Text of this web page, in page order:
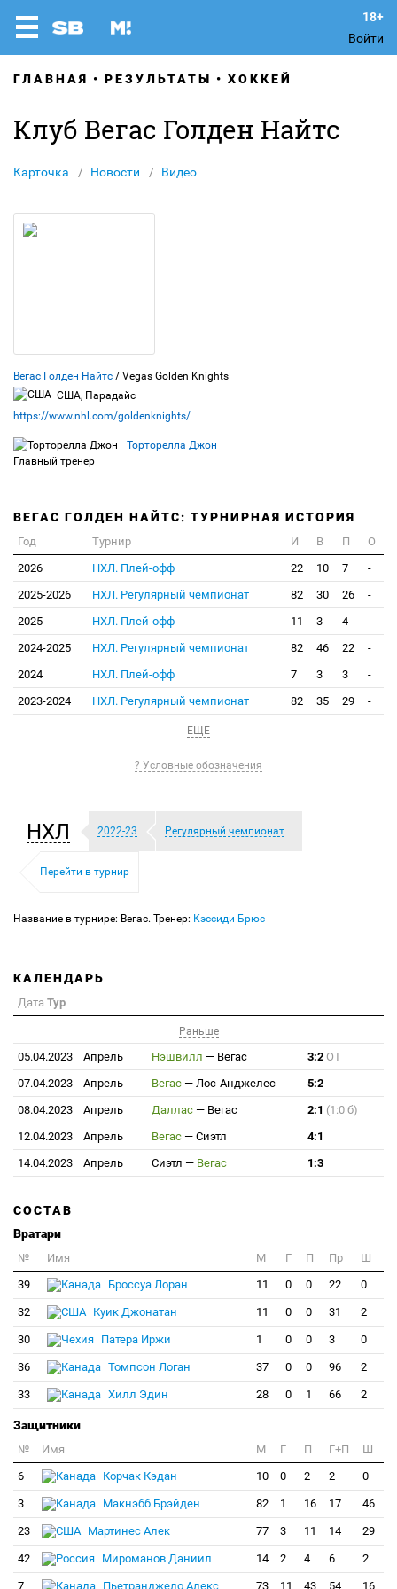
Войти
ГЛАВНАЯ РЕЗУЛЬТАТЫ ХОККЕЙ
Клуб Вегас Голден Найтс
Карточка Новости Видео
Вегас Голден Найтс / Vegas Golden Knights
США, Парадайс
https://www.nhl.com/goldenknights/
Торторелла Джон
Главный тренер
ВЕГАС ГОЛДЕН НАЙТС: ТУРНИРНАЯ ИСТОРИЯ
Год Турнир И В П
О
2026
НХЛ. Плей-офф 22 10 7
-
2025-2026
НХЛ. Регулярный чемпионат 82 30 26
-
2025
НХЛ. Плей-офф 11 3 4
-
2024-2025
НХЛ. Регулярный чемпионат 82 46 22
-
2024
НХЛ. Плей-офф 7 3 3
-
2023-2024
НХЛ. Регулярный чемпионат 82 35 29 -
ЕЩЕ
? Условные обозначения
НХЛ 2022-23 Регулярный чемпионат
Перейти в турнир
Название в турнире: Вегас. Тренер: Кэссиди Брюс
КАЛЕНДАРЬ
Дата Тур
Раньше
05.04.2023 Апрель Нэшвилл — Вегас 3:2 ОТ
07.04.2023
Апрель Вегас — Лос-Анджелес
5:2
08.04.2023
Апрель Даллас — Вегас 2:1 (1:0 б)
12.04.2023
Апрель Вегас — Сиэтл
4:1
14.04.2023
Апрель Сиэтл — Вегас 1:3
СОСТАВ
Вратари
№ Имя M Г П Пр
Ш
39
Броссуа Лоран 11 0 0 22 0
32 Куик Джонатан 11 0 0 31 2
30 Патера Иржи 1 0 0 3 0
36 Томпсон Логан 37 0 0 96 2
33 Хилл Эдин 28 0 1 66 2
Защитники
№ Имя M Г П Г+П
Ш
6
Корчак Кэдан 10 0 2 2 0
3 Макнэбб Брэйден 82 1 16 17 46
23 Мартинес Алек 77 3 11 14 29
42 Мироманов Даниил 14 2 4 6 2
7 Пьетранджело Алекс 73 11 43 54 16